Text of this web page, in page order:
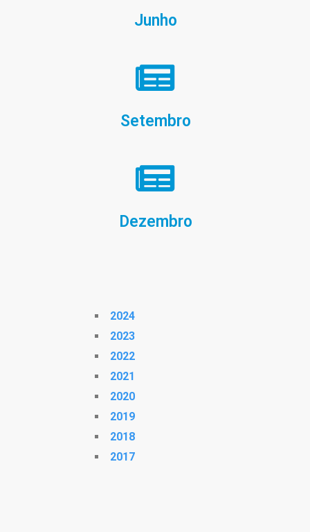
Junho
Setembro
Dezembro
2024
2023
2022
2021
2020
2019
2018
2017